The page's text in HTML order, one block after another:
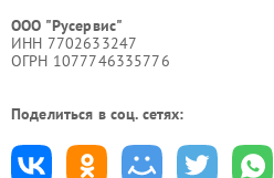
ООО "Русервис"
ИНН 7702633247
ОГРН 1077746335776
Поделиться в соц. сетях: